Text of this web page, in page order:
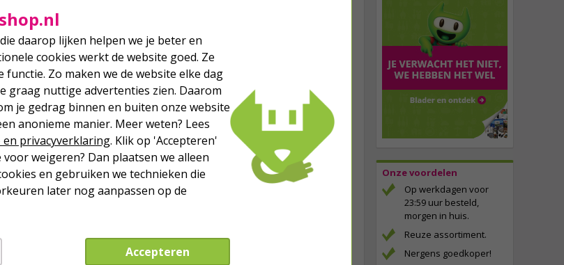
Onze voordelen
Op werkdagen voor
23:59 uur besteld,
morgen in huis.
Reuze assortiment.
Nergens goedkoper!
daarop lijken helpen we je beter en
cookies werkt de website goed. Ze
Zo maken we de website elke dag
graag nuttige advertenties zien. Daarom
je gedrag binnen en buiten onze website
anonieme manier. Meer weten? Lees
en privacyverklaring. Klik op 'Accepteren'
weigeren? Dan plaatsen we alleen
en gebruiken we technieken die
later nog aanpassen op de
Accepteren